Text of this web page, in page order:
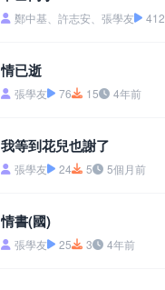
鄭中基、許志安、張學友 412
情已逝
張學友 76 15 4年前
我等到花兒也謝了
張學友 24 5 5個月前
情書(國)
張學友 25 3 4年前